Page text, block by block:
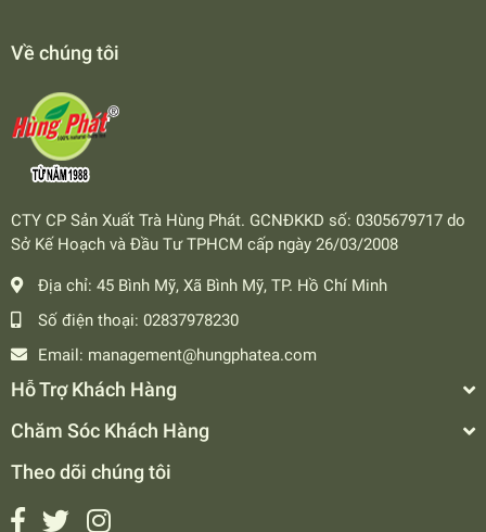
Về chúng tôi
CTY CP Sản Xuất Trà Hùng Phát. GCNĐKKD số: 0305679717 do
Sở Kế Hoạch và Đầu Tư TPHCM cấp ngày 26/03/2008
Địa chỉ: 45 Bình Mỹ, Xã Bình Mỹ, TP. Hồ Chí Minh
Số điện thoại: 02837978230
Email: management@hungphatea.com
Hỗ Trợ Khách Hàng
Chăm Sóc Khách Hàng
Theo dõi chúng tôi